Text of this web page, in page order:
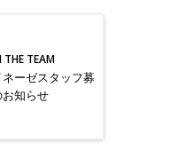
THE TEAM
ネーゼスタッフ募
知らせ